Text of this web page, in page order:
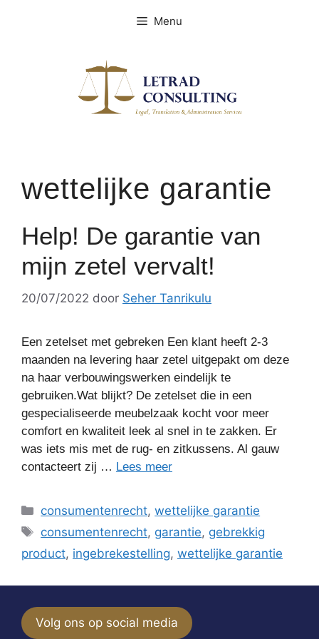
Menu
wettelijke garantie
Help! De garantie van
mijn zetel vervalt!
20/07/2022 door Seher Tanrikulu
Een zetelset met gebreken Een klant heeft 2-3
maanden na levering haar zetel uitgepakt om deze
na haar verbouwingswerken eindelijk te
gebruiken.Wat blijkt? De zetelset die in een
gespecialiseerde meubelzaak kocht voor meer
comfort en kwaliteit leek al snel in te zakken. Er
was iets mis met de rug- en zitkussens. Al gauw
contacteert zij … Lees meer
Categorieën
consumentenrecht,wettelijke garantie
Tags
consumentenrecht, garantie, gebrekkig
product, ingebrekestelling, wettelijke garantie
Volg ons op social media